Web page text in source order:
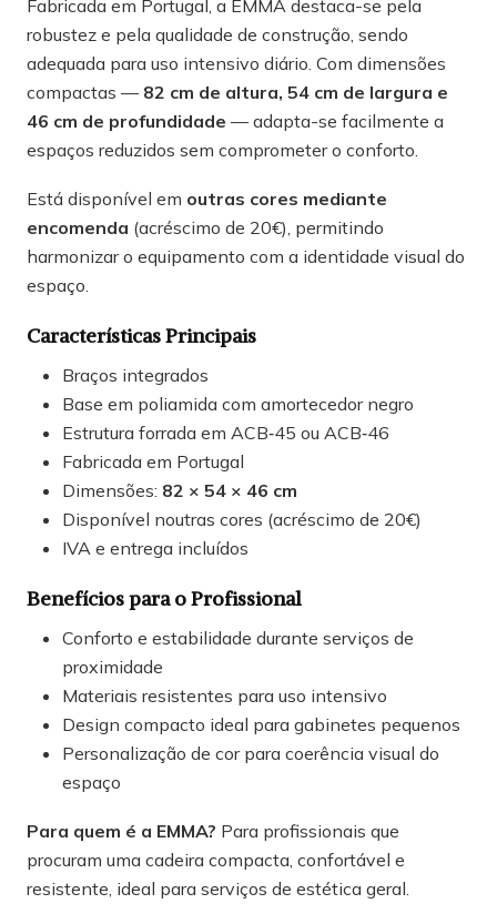
Fabricada em Portugal, a EMMA destaca-se pela
robustez e pela qualidade de construção, sendo
adequada para uso intensivo diário. Com dimensões
compactas — 82 cm de altura, 54 cm de largura e
46 cm de profundidade — adapta-se facilmente a
espaços reduzidos sem comprometer o conforto.
Está disponível em outras cores mediante
encomenda (acréscimo de 20€), permitindo
harmonizar o equipamento com a identidade visual do
espaço.
Características Principais
Braços integrados
Base em poliamida com amortecedor negro
Estrutura forrada em ACB‑45 ou ACB‑46
Fabricada em Portugal
Dimensões: 82 × 54 × 46 cm
Disponível noutras cores (acréscimo de 20€)
IVA e entrega incluídos
Benefícios para o Profissional
Conforto e estabilidade durante serviços de
proximidade
Materiais resistentes para uso intensivo
Design compacto ideal para gabinetes pequenos
Personalização de cor para coerência visual do
espaço
Para quem é a EMMA? Para profissionais que
procuram uma cadeira compacta, confortável e
resistente, ideal para serviços de estética geral.